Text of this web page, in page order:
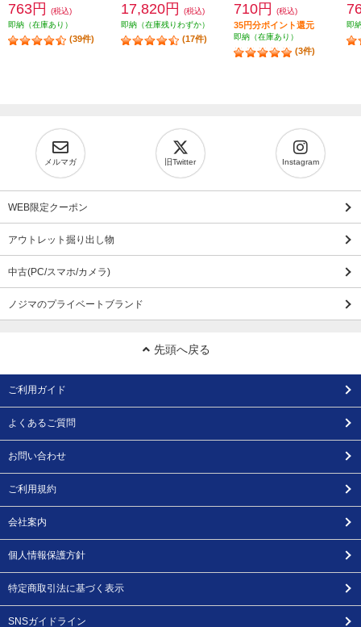
763円
(税込)
即納（在庫あり）
(39件)
17,820円
(税込)
即納（在庫残りわずか）
(17件)
710円 (税込)
35円分ポイント還元
即納（在庫あり）
(3件)
即
メルマガ 旧Twitter Instagram
WEB限定クーポン
アウトレット掘り出し物
中古(PC/スマホ/カメラ)
ノジマのプライベートブランド
先頭へ戻る
ご利用ガイド
よくあるご質問
お問い合わせ
ご利用規約
会社案内
個人情報保護方針
特定商取引法に基づく表示
SNSガイドライン